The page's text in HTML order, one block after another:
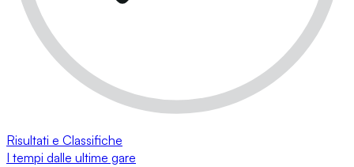
Risultati e Classifiche
I tempi dalle ultime gare